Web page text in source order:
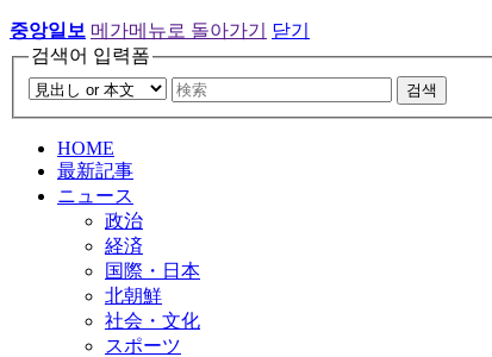
중앙일보 메가메뉴로 돌아가기
닫기
검색어 입력폼
검색
HOME
最新記事
ニュース
政治
経済
国際・日本
北朝鮮
社会・文化
スポーツ